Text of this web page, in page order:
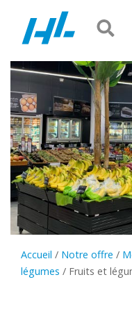
Accueil / Notre offre /
légumes / Fruits et